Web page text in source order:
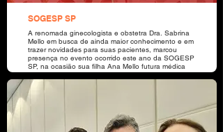
SOGESP SP
A renomada ginecologista e obstetra Dra. Sabrina
Mello em busca de ainda maior conhecimento e em
trazer novidades para suas pacientes, marcou
presença no evento ocorrido este ano da SOGESP
SP, na ocasião sua filha Ana Mello futura médica
também esteve presente.